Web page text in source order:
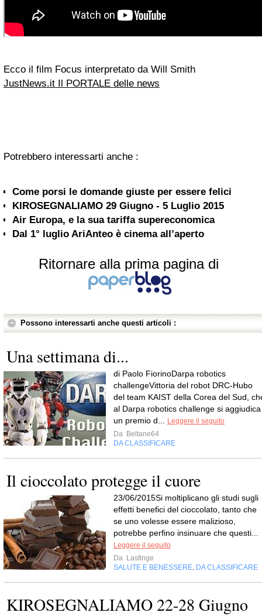
Ecco il film Focus interpretato da Will Smith
JustNews.it Il PORTALE delle news
Potrebbero interessarti anche :
Come porsi le domande giuste per essere felici
KIROSEGNALIAMO 29 Giugno - 5 Luglio 2015
Air Europa, e la sua tariffa supereconomica
Dal 1° luglio AriAnteo è cinema all’aperto
Ritornare alla prima pagina di
Possono interessarti anche questi articoli :
Una settimana di...
di Paolo FiorinoDarpa robotics
challengeVittoria del robot DRC-Hubo
del team KAIST della Corea del Sud,
al Darpa robotics challenge si aggiudica
un premio d...
Leggere il seguito
Da Beltane64
DA CLASSIFICARE
Il cioccolato protegge il cuore
23/06/2015Si moltiplicano gli studi sugli
effetti benefici del cioccolato, tanto che
se uno volesse essere malizioso,
potrebbe perfino insinuare che questi...
Leggere il seguito
Da Lasfinge
SALUTE E BENESSERE DA CLASSIFICARE
KIROSEGNALIAMO 22-28 Giugno